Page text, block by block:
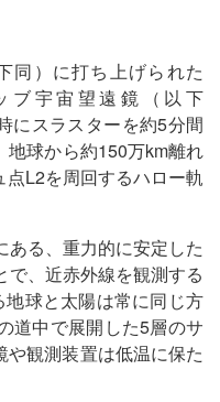
同）に打ち上げられた
ブ宇宙望遠鏡（以下
にスラスターを約5分間
地球から約150万km離れ
L2を周回するハロー軌
ある、重力的に安定した
、近赤外線を観測する
球と太陽は常に同じ方
道中で展開した5層のサ
観測装置は低温に保た